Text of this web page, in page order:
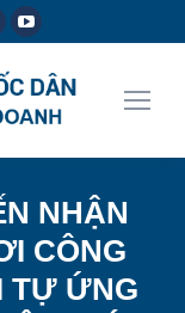
FacebookYouTube
opens
in
NHẬN
CÔNG
TỰ ỨNG